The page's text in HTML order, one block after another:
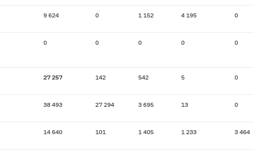
9 624 0 1 152 4 195 0
0 0 0 0 0
27 257 142 542 5 0
38 493 27 294 3 695 13 0
14 640 101 1 405 1 233 3 464